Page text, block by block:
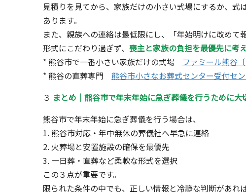
見積りを見てから、家族だけの小さい式場にするか、
あります。
また、親族への連絡は最低限にし、「年始明けに改めて
形式にこだわり過ぎず、 喪主と家族の負担を最優先に考
* 熊谷市で一番小さい家族だけの式場 ファミール熊谷〔
* 熊谷の直葬専門 熊谷市小さなお葬式センター受付セ
３ まとめ｜熊谷市で年末年始に急ぎ葬儀を行うために大
熊谷市で年末年始に急ぎ葬儀を行う場合は、
1. 熊谷市対応・年中無休の葬儀社へ早急に連絡
2. 火葬場と安置施設の確保を最優先
3. 一日葬・直葬など柔軟な形式を選択
この３点が重要です。
限られた条件の中でも、正しい情報と冷静な判断があれ